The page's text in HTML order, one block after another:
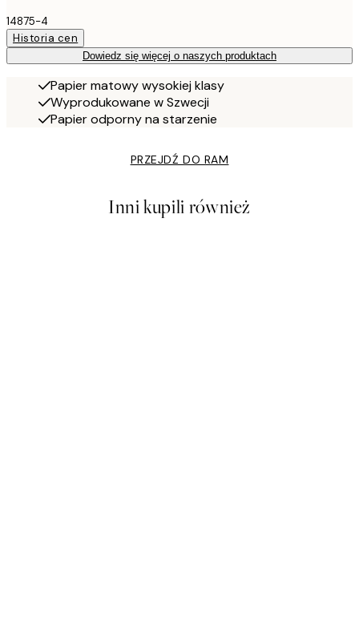
14875-4
Historia cen
Dowiedz się więcej o naszych produktach
Papier matowy wysokiej klasy
Wyprodukowane w Szwecji
Papier odporny na starzenie
PRZEJDŹ DO RAM
Inni kupili również